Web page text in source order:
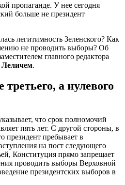
пропаганде. У нее сегодня
больше не президент
легитимность Зеленского? Как
не проводить выборы? Об
главного редактора
.
а нулевого
что срок полномочий
пять лет. С другой стороны, в
президент пребывает в
на пост следующего
Конституция прямо запрещает
проводить выборы Верховной
президентских выборов в